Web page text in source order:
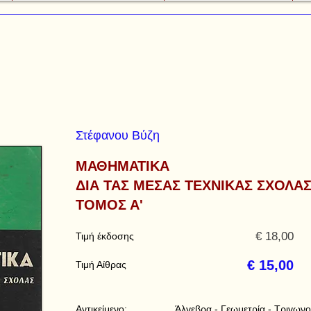
Στέφανου Βύζη
ΜΑΘΗΜΑΤΙΚΑ
ΔΙΑ ΤΑΣ ΜΕΣΑΣ ΤΕΧΝΙΚΑΣ ΣΧΟΛΑΣ
ΤΟΜΟΣ Α'
Τιμή έκδοσης
Τιμή Αίθρας
€ 18,00
€ 15,00